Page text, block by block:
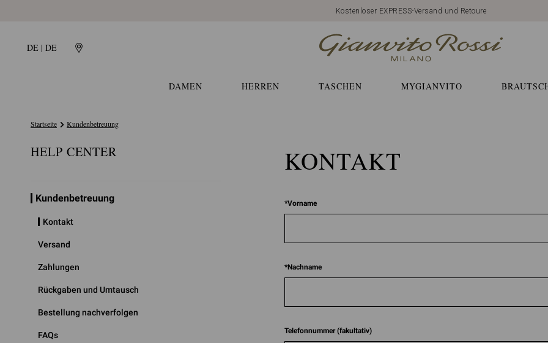
Kostenloser EXPRESS-Versand und Retoure
DE | DE
DAMEN HERREN TASCHEN MYGIANVITO
Startseite Kundenbetreuung
HELP CENTER
Kundenbetreuung
Kontakt
Versand
Zahlungen
Rückgaben und Umtausch
Bestellung nachverfolgen
FAQs
KONTAKT
*Vorname
*Nachname
Telefonnummer (fakultativ)